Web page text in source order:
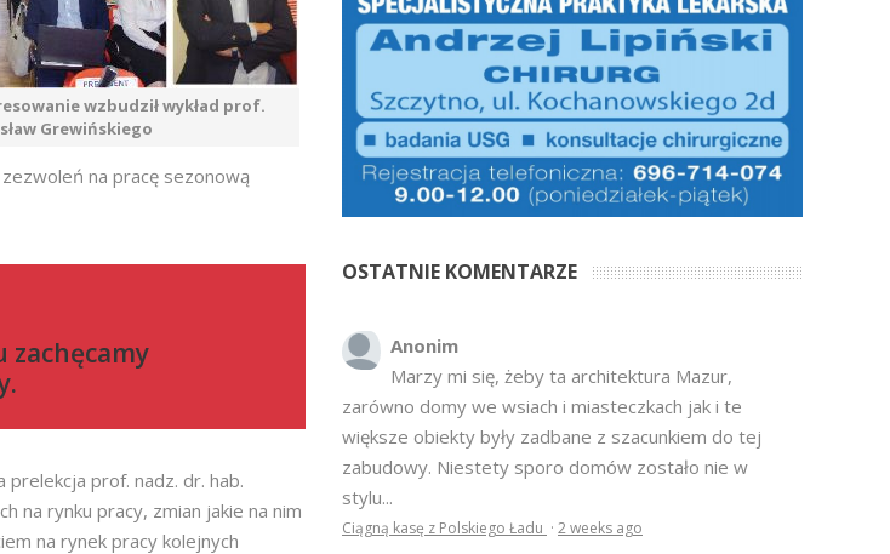
wzbudził wykład prof.
Grewińskiego
na pracę sezonową
zachęcamy
.
prelekcja prof. nadz. dr. hab.
na rynku pracy, zmian jakie na nim
na rynek pracy kolejnych
OSTATNIE KOMENTARZE
Anonim
Marzy mi się, żeby ta architektura Mazur,
zarówno domy we wsiach i miasteczkach jak i te
większe obiekty były zadbane z szacunkiem do tej
zabudowy. Niestety sporo domów zostało nie w
stylu...
Ciągną kasę z Polskiego Ładu · 2 weeks ago